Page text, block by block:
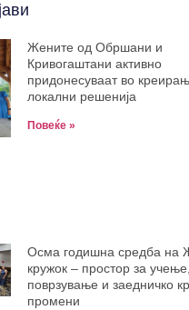
Жените од Обршани и
Кривогаштани активно
придонесуваат во
локални решенија
Повеќе »
Oсма годишна средба на
кружок – простор за учење,
поврзување и заедничко
промени